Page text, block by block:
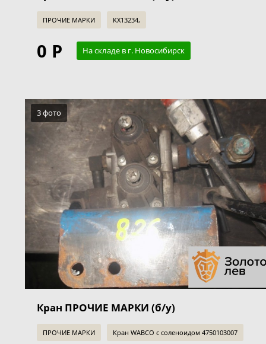
ПРОЧИЕ МАРКИ KX13234,
0 Р На складе в г. Новосибирск
3 фото
Кран ПРОЧИЕ МАРКИ (б/у)
ПРОЧИЕ МАРКИ Кран WABCO c соленоидом 4750103007